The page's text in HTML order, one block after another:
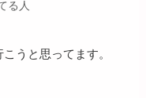
る人
うと思ってます。